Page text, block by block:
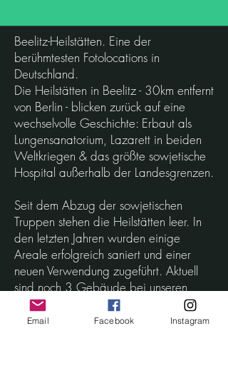
Beelitz-Heilstätten. Eine der
berühmtesten Fotolocations in
Deutschland.
Die Heilstätten in Beelitz - 30km entfernt
von Berlin - blicken zurück auf eine
wechselvolle Geschichte: Erbaut als
Lungensanatorium, Lazarett in beiden
Weltkriegen & das größte sowjetische
Hospital außerhalb der Landesgrenzen.
Seit dem Abzug der sowjetischen
Truppen stehen die Heilstätten leer. In
den letzten Jahren wurden einige
Areale erfolgreich saniert und einer
neuen Verwendung zugeführt. Aktuell
sind noch 3 Gebäude bei unseren
Shootingdays begehbar.
Email Facebook Instagram